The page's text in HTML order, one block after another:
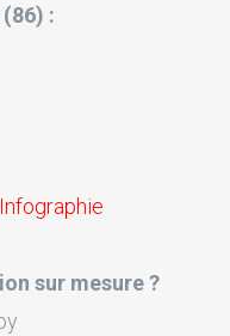
:
sur mesure ?